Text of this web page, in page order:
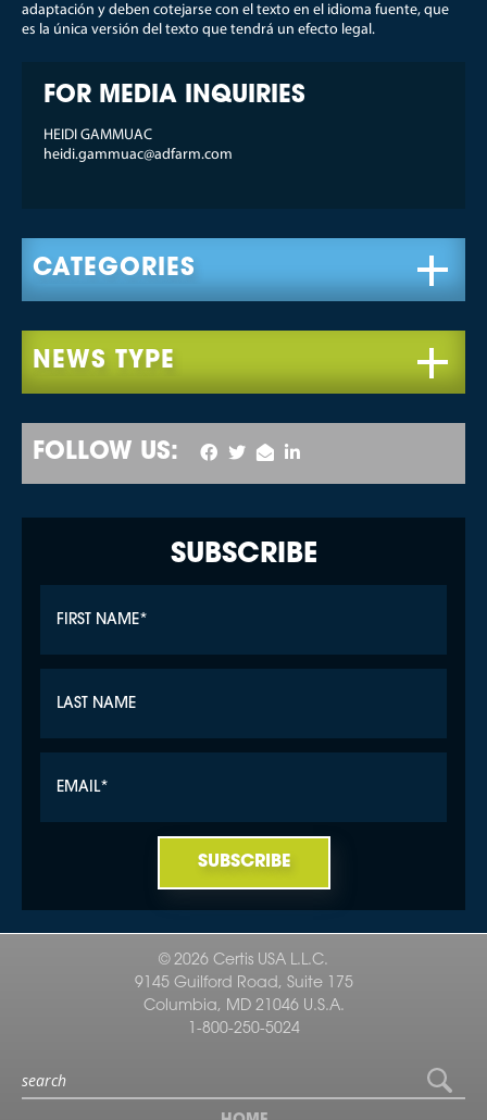
adaptación y deben cotejarse con el texto en el idioma fuente, que
es la única versión del texto que tendrá un efecto legal.
FOR MEDIA INQUIRIES
HEIDI GAMMUAC
heidi.gammuac@adfarm.com
FOLLOW US:
SUBSCRIBE
© 2026 Certis USA L.L.C.
9145 Guilford Road, Suite 175
Columbia, MD 21046 U.S.A.
1-800-250-5024